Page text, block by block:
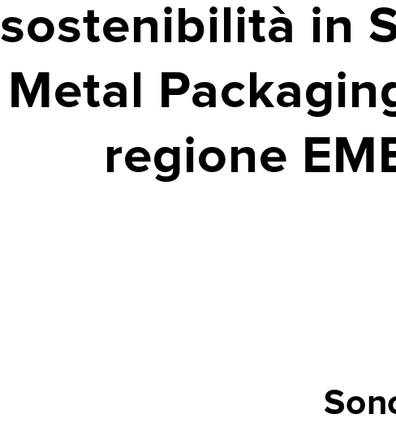
sostenibilità in
Metal
regione